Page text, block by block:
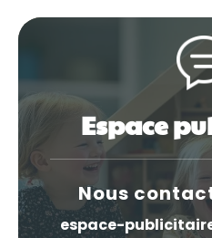
Espace
Nous
espace-